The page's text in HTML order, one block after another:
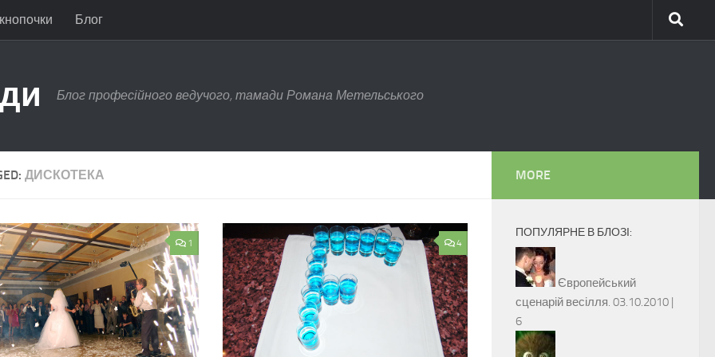
Блог
Блог професійного ведучого, тамади Романа Метельського
ДИСКОТЕКА
1 4
MORE
ПОПУЛЯРНЕ В БЛОЗІ:
Європейський
сценарій весілля. 03.10.2010 |
6